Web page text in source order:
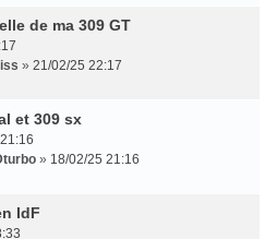
de ma 309 GT
» 21/02/25 22:17
et 309 sx
» 18/02/25 21:16
IdF